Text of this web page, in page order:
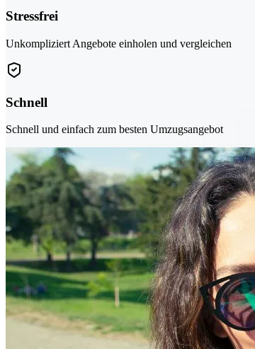
Stressfrei
Unkompliziert Angebote einholen und vergleichen
Schnell
Schnell und einfach zum besten Umzugsangebot